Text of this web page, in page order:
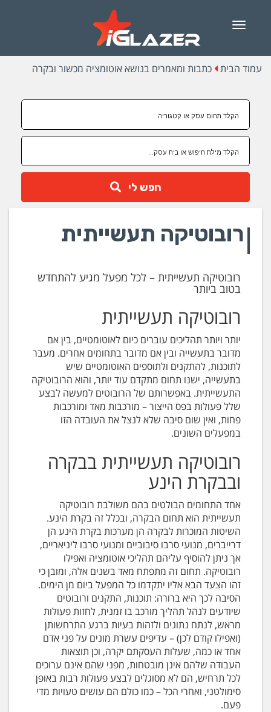
Menu
עמוד הבית כתבות ומאמרים בנושא אוטומציה מכשור ובקרה
חפש לי
רובוטיקה תעשייתית
רובוטיקה תעשייתית – לכל מפעל מגיע להתחדש
בטוב ביותר
רובוטיקה תעשייתית
יותר ויותר תהליכים עוברים כיום לאוטומטיים, בין אם
מדובר בתעשייה ובין אם מדובר בתחומים אחרים. מעבר
לתוכנות, להתקנים ולתוספים האוטומטיים שיש
בתעשייה, ישנו תחום מתקדם עוד יותר, והוא הרובוטיקה
התעשייתית. באפשרותם של הרובוטים למעשה לבצע
שלל פעולות בפס הייצור – מורכבות מאד ומורכבות
פחות, ואין שום סיבה שלא לנצל את העובדה הזו
במפעלים השונים.
רובוטיקה תעשייתית בבקרה
ובבקרת הינע
אחד התחומים הבולטים בהם משולבת רובוטיקה
תעשייתית הוא תחום הבקרה, ובכלל זה בקרת הינע.
השיטות המוכרות לבקרה הן מערכות בקרת הינע הן
דרייברים, מנועי סרבו סיבוביים ומנועי סרבו ליניאריים,
אך ניתן להוסיף עליהם תהליכי אוטומציה ואפילו
רובוטיקה. תחום זה מתפתח מאד בשנים אלה, ומובן כי
זהו הצעד הבא אליו יתקדמו כל המפעל ביום מן הימים.
הסיבה לכך היא ברורה: תוכנות, התקנים ורובוטים
שיודעים לנהל תהליך מורכב בו זמנית, לחזות פעולות
מראש, לנתח נתונים ולזהות בעיות ברגע התרחשותן
(ואפילו קודם לכן) – עדיפים עשרת מונים על פני אדם
אחד או כמה, שעלות העסקתם יקרה, וכן תוצאות
העבודה שלהם אינן מובטחות, מפני שהם אינם ערוכים
לכל תרחיש, הם לא מסוגלים לבצע פעולות רבות באופן
סימולטני, ואחרי הכל – כמו כולם הם עושים טעויות מדי
פעם.